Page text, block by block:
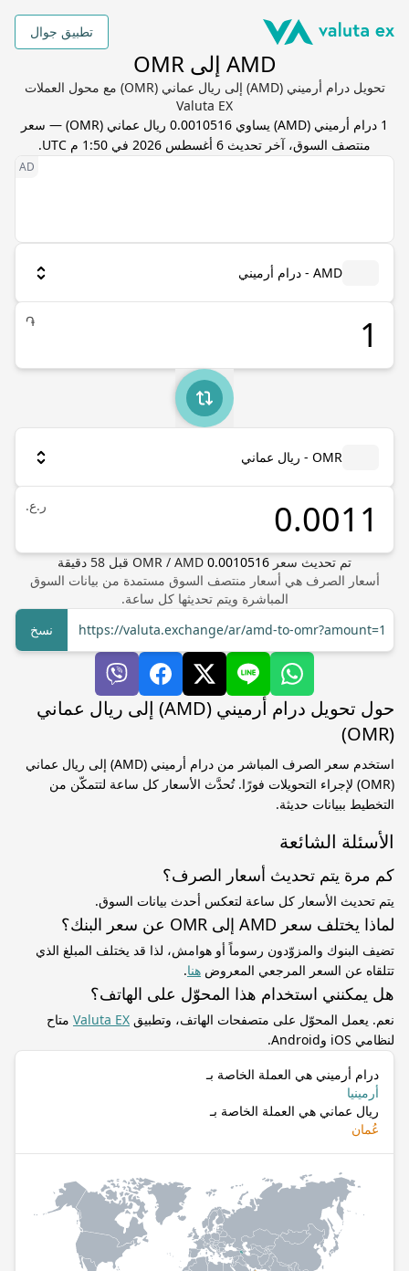
تطبيق جوال
AMD إلى OMR
تحويل درام أرميني (AMD) إلى ريال عماني (OMR) مع محول العملات
Valuta EX
1 درام أرميني (
AMD) يساوي 0.0010516 ريال عماني (
OMR) — سعر
منتصف السوق، آخر تحديث 6 أغسطس 2026 في 1:50 م UTC .
AMD - درام أرميني
֏
OMR - ريال عماني
ر.ع.
تم تحديث سعر OMR / AMD 0.0010516 قبل 58 دقيقة
أسعار الصرف هي أسعار منتصف السوق مستمدة من بيانات السوق
المباشرة ويتم تحديثها كل ساعة.
https://valuta.exchange/ar/amd-to-omr?amount=1
نسخ
حول تحويل درام أرميني (AMD) إلى ريال عماني
(OMR)
استخدم سعر الصرف المباشر من درام أرميني (AMD) إلى ريال عماني
(OMR) لإجراء التحويلات فورًا. تُحدَّث الأسعار كل ساعة لتتمكّن من
التخطيط ببيانات حديثة.
الأسئلة الشائعة
كم مرة يتم تحديث أسعار الصرف؟
يتم تحديث الأسعار كل ساعة لتعكس أحدث بيانات السوق.
لماذا يختلف سعر AMD إلى OMR عن سعر البنك؟
تضيف البنوك والمزوّدون رسوماً أو هوامش، لذا قد يختلف المبلغ الذي
تتلقاه عن السعر المرجعي المعروض هنا.
هل يمكنني استخدام هذا المحوّل على الهاتف؟
نعم. يعمل المحوّل على متصفحات الهاتف، وتطبيق Valuta EX متاح
لنظامي iOS وAndroid.
درام أرميني هي العملة الخاصة بـ
أرمينيا
ريال عماني هي العملة الخاصة بـ
عُمان